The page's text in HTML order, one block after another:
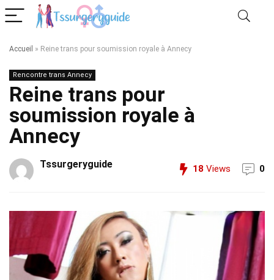
Accueil » Reine trans pour soumission royale à Annecy
Rencontre trans Annecy
Reine trans pour
soumission royale à
Annecy
Tssurgeryguide 18 Views 0